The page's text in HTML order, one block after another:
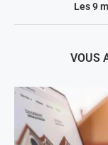
Les 9
VOUS